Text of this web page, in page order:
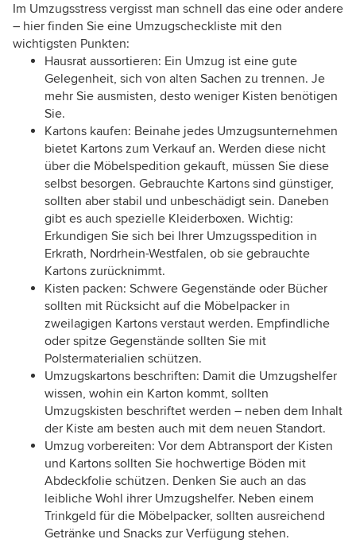
Im Umzugsstress vergisst man schnell das eine oder andere
– hier finden Sie eine Umzugscheckliste mit den
wichtigsten Punkten:
Hausrat aussortieren: Ein Umzug ist eine gute
Gelegenheit, sich von alten Sachen zu trennen. Je
mehr Sie ausmisten, desto weniger Kisten benötigen
Sie.
Kartons kaufen: Beinahe jedes Umzugsunternehmen
bietet Kartons zum Verkauf an. Werden diese nicht
über die Möbelspedition gekauft, müssen Sie diese
selbst besorgen. Gebrauchte Kartons sind günstiger,
sollten aber stabil und unbeschädigt sein. Daneben
gibt es auch spezielle Kleiderboxen. Wichtig:
Erkundigen Sie sich bei Ihrer Umzugsspedition in
Erkrath, Nordrhein-Westfalen, ob sie gebrauchte
Kartons zurücknimmt.
Kisten packen: Schwere Gegenstände oder Bücher
sollten mit Rücksicht auf die Möbelpacker in
zweilagigen Kartons verstaut werden. Empfindliche
oder spitze Gegenstände sollten Sie mit
Polstermaterialien schützen.
Umzugskartons beschriften: Damit die Umzugshelfer
wissen, wohin ein Karton kommt, sollten
Umzugskisten beschriftet werden – neben dem Inhalt
der Kiste am besten auch mit dem neuen Standort.
Umzug vorbereiten: Vor dem Abtransport der Kisten
und Kartons sollten Sie hochwertige Böden mit
Abdeckfolie schützen. Denken Sie auch an das
leibliche Wohl ihrer Umzugshelfer. Neben einem
Trinkgeld für die Möbelpacker, sollten ausreichend
Getränke und Snacks zur Verfügung stehen.